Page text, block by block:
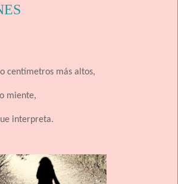
centímetros más altos,
miente,
interpreta.